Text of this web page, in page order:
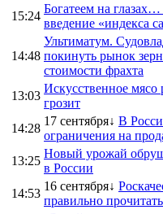
15:24
Богатеем на
введение «индекса
14:48
Ультиматум.
покинуть рынок
стоимости фрахта
13:03
Искусственное мясо
грозит
14:28
17 сентября↓ В
ограничения на
13:25
Новый урожай
в России
14:53
16 сентября↓
правильно